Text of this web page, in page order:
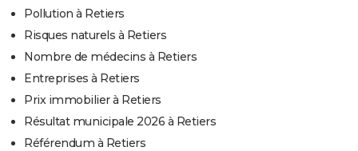
Pollution à Retiers
Risques naturels à Retiers
Nombre de médecins à Retiers
Entreprises à Retiers
Prix immobilier à Retiers
Résultat municipale 2026 à Retiers
Référendum à Retiers